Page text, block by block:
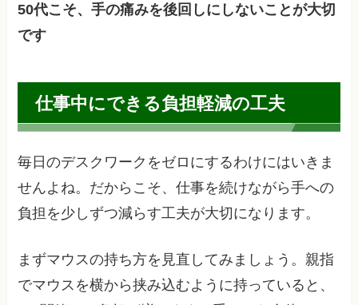
50代こそ、手の痛みを後回しにしないことが大切
です
仕事中にできる負担軽減の工夫
毎日のデスクワークをゼロにするわけにはいきま
せんよね。だからこそ、仕事を続けながら手への
負担を少しずつ減らす工夫が大切になります。
まずマウスの持ち方を見直してみましょう。親指
でマウスを横から挟み込むように持っていると、